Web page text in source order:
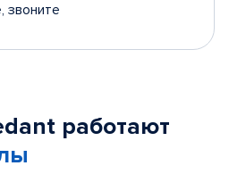
звоните
работают